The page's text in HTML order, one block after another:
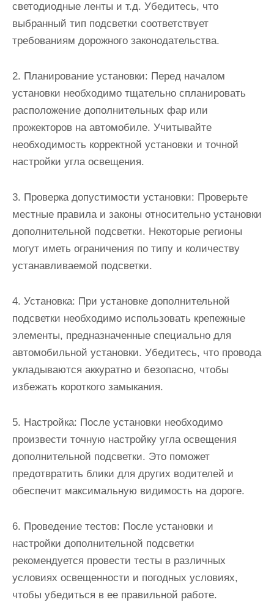
светодиодные ленты и т.д. Убедитесь, что
выбранный тип подсветки соответствует
требованиям дорожного законодательства.
2. Планирование установки: Перед началом
установки необходимо тщательно спланировать
расположение дополнительных фар или
прожекторов на автомобиле. Учитывайте
необходимость корректной установки и точной
настройки угла освещения.
3. Проверка допустимости установки: Проверьте
местные правила и законы относительно установки
дополнительной подсветки. Некоторые регионы
могут иметь ограничения по типу и количеству
устанавливаемой подсветки.
4. Установка: При установке дополнительной
подсветки необходимо использовать крепежные
элементы, предназначенные специально для
автомобильной установки. Убедитесь, что провода
укладываются аккуратно и безопасно, чтобы
избежать короткого замыкания.
5. Настройка: После установки необходимо
произвести точную настройку угла освещения
дополнительной подсветки. Это поможет
предотвратить блики для других водителей и
обеспечит максимальную видимость на дороге.
6. Проведение тестов: После установки и
настройки дополнительной подсветки
рекомендуется провести тесты в различных
условиях освещенности и погодных условиях,
чтобы убедиться в ее правильной работе.